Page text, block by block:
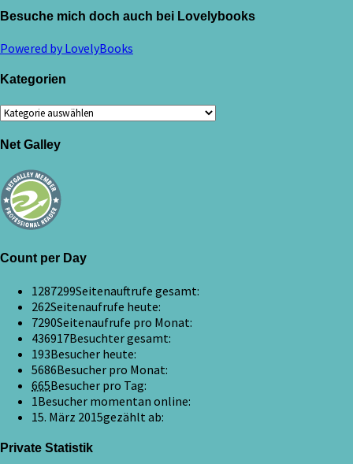
Besuche mich doch auch bei Lovelybooks
Powered by LovelyBooks
Kategorien
Kategorien
Net Galley
Count per Day
1287299Seitenauftrufe gesamt:
262Seitenaufrufe heute:
7290Seitenaufrufe pro Monat:
436917Besuchter gesamt:
193Besucher heute:
5686Besucher pro Monat:
665Besucher pro Tag:
1Besucher momentan online:
15. März 2015gezählt ab:
Private Statistik